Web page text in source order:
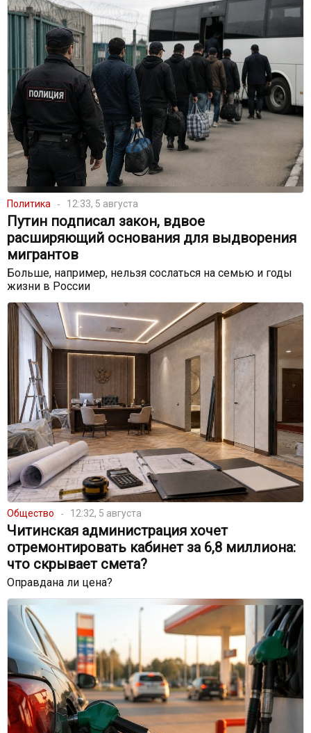
Политика 12:33, 5 августа
Путин подписал закон, вдвое
расширяющий основания для выдворения
мигрантов
Больше, например, нельзя сослаться на семью и годы
жизни в России
Общество 12:32, 5 августа
Читинская администрация хочет
отремонтировать кабинет за 6,8 миллиона:
что скрывает смета?
Оправдана ли цена?